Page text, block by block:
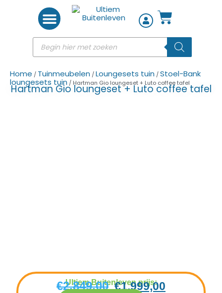
Home / Tuinmeubelen /Loungesets tuin /Stoel-Bank
loungesets tuin / Hartman Gio loungeset + Luto coffee tafel
Hartman Gio loungeset + Luto coffee tafel
Ultiem Buitenleven prijs:
€2.849,00 €1.999,00